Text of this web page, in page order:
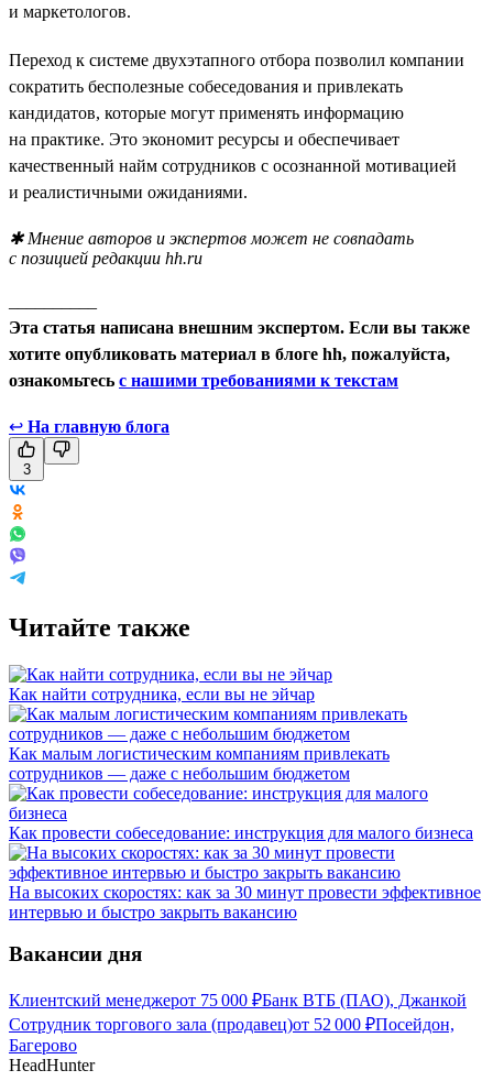
и маркетологов.
Переход к системе двухэтапного отбора позволил компании
сократить бесполезные собеседования и привлекать
кандидатов, которые могут применять информацию
на практике. Это экономит ресурсы и обеспечивает
качественный найм сотрудников с осознанной мотивацией
и реалистичными ожиданиями.
✱ Мнение авторов и экспертов может не совпадать
с позицией редакции hh.ru
Эта статья написана внешним экспертом. Если вы также
хотите опубликовать материал в блоге hh, пожалуйста,
ознакомьтесь с нашими требованиями к текстам
↩ На главную блога
3
Читайте также
Как найти сотрудника, если вы не эйчар
Как малым логистическим компаниям привлекать
сотрудников — даже с небольшим бюджетом
Как провести собеседование: инструкция для малого бизнеса
На высоких скоростях: как за 30 минут провести эффективное
интервью и быстро закрыть вакансию
Вакансии дня
Клиентский менеджерот 75 000 ₽Банк ВТБ (ПАО), Джанкой
Сотрудник торгового зала (продавец)от 52 000 ₽Посейдон,
Багерово
HeadHunter